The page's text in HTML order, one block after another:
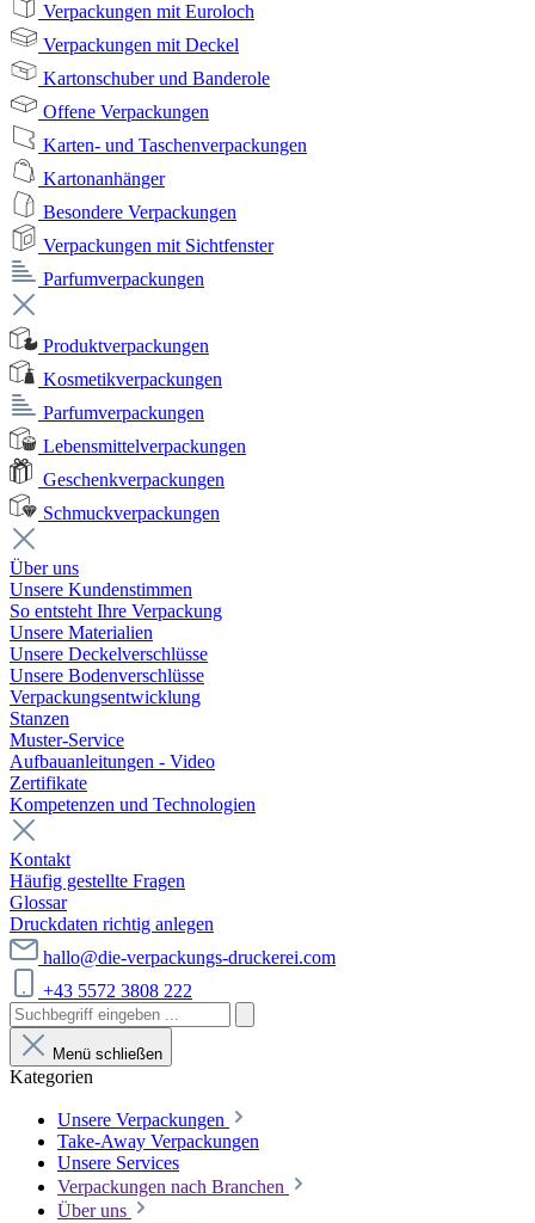
Verpackungen mit Euroloch
Verpackungen mit Deckel
Kartonschuber und Banderole
Offene Verpackungen
Karten- und Taschenverpackungen
Kartonanhänger
Besondere Verpackungen
Verpackungen mit Sichtfenster
Parfumverpackungen
Produktverpackungen
Kosmetikverpackungen
Parfumverpackungen
Lebensmittelverpackungen
Geschenkverpackungen
Schmuckverpackungen
Über uns
Unsere Kundenstimmen
So entsteht Ihre Verpackung
Unsere Materialien
Unsere Deckelverschlüsse
Unsere Bodenverschlüsse
Verpackungsentwicklung
Stanzen
Muster-Service
Aufbauanleitungen - Video
Zertifikate
Kompetenzen und Technologien
Kontakt
Häufig gestellte Fragen
Glossar
Druckdaten richtig anlegen
hallo@die-verpackungs-druckerei.com
+43 5572 3808 222
Menü schließen
Kategorien
Unsere Verpackungen
Take-Away Verpackungen
Unsere Services
Verpackungen nach Branchen
Über uns